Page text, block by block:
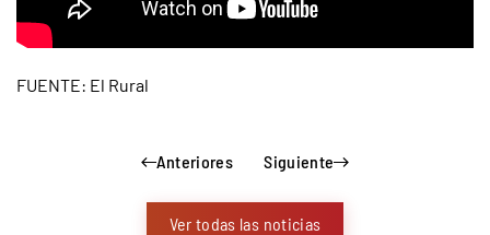
FUENTE: El Rural
Anteriores Siguiente
Ver todas las noticias